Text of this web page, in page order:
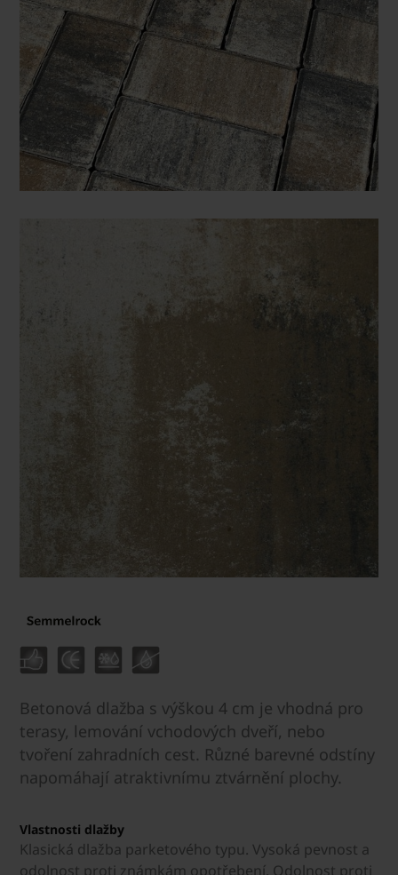
Betonová dlažba s výškou 4 cm je vhodná pro
terasy, lemování vchodových dveří, nebo
tvoření zahradních cest. Různé barevné odstíny
napomáhají atraktivnímu ztvárnění plochy.
Vlastnosti dlažby
Klasická dlažba parketového typu. Vysoká pevnost a
odolnost proti známkám opotřebení. Odolnost proti